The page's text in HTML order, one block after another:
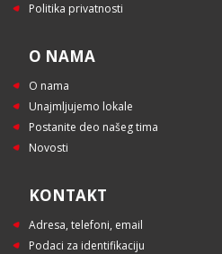
Politika privatnosti
O NAMA
O nama
Unajmljujemo lokale
Postanite deo našeg tima
Novosti
KONTAKT
Adresa, telefoni, email
Podaci za identifikaciju